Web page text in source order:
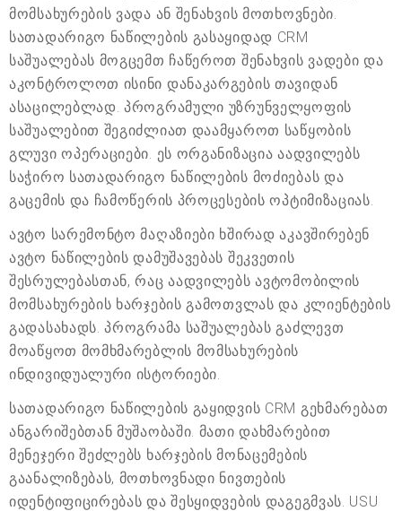
მომსახურების ვადა ან შენახვის მოთხოვნები.
სათადარიგო ნაწილების გასაყიდად CRM
საშუალებას მოგცემთ ჩაწეროთ შენახვის ვადები და
აკონტროლოთ ისინი დანაკარგების თავიდან
ასაცილებლად. პროგრამული უზრუნველყოფის
საშუალებით შეგიძლიათ დაამყაროთ საწყობის
გლუვი ოპერაციები. ეს ორგანიზაცია აადვილებს
საჭირო სათადარიგო ნაწილების მოძიებას და
გაცემის და ჩამოწერის პროცესების ოპტიმიზაციას.
ავტო სარემონტო მაღაზიები ხშირად აკავშირებენ
ავტო ნაწილების დამუშავებას შეკვეთის
შესრულებასთან, რაც აადვილებს ავტომობილის
მომსახურების ხარჯების გამოთვლას და კლიენტების
გადასახადს. პროგრამა საშუალებას გაძლევთ
მოაწყოთ მომხმარებლის მომსახურების
ინდივიდუალური ისტორიები.
სათადარიგო ნაწილების გაყიდვის CRM გეხმარებათ
ანგარიშებთან მუშაობაში. მათი დახმარებით
მენეჯერი შეძლებს ხარჯების მონაცემების
გაანალიზებას, მოთხოვნადი ნივთების
იდენტიფიცირებას და შესყიდვების დაგეგმვას. USU